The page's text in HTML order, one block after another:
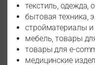
текстиль, одежда,
бытовая техника,
стройматериалы
мебель, товары
товары для e-
медицинские